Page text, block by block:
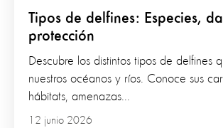
Tipos de delfines: Especies,
protección
12 junio 2026
Descubre los distintos tipos de delfines
nuestros océanos y ríos. Conoce sus
hábitats, amenazas...